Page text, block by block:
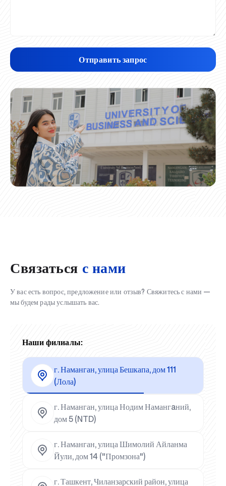
Отправить запрос
Связаться с нами
У вас есть вопрос, предложение или отзыв? Свяжитесь с нами —
мы будем рады услышать вас.
Наши филиалы:
г. Наманган, улица Бешкапа, дом 111
(Лола)
г. Наманган, улица Нодим Намангaний,
дом 5 (NTD)
г. Наманган, улица Шимолий Айланма
Йули, дом 14 ("Промзона")
г. Ташкент, Чиланзарский район, улица